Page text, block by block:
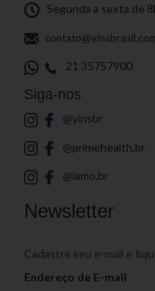
Segunda a sexta de
21 35757900
Siga-nos
@yinsbr
@primehealth.br
@iamo.br
Newsletter
Cadastre seu e-mail e
Endereço de E-mail